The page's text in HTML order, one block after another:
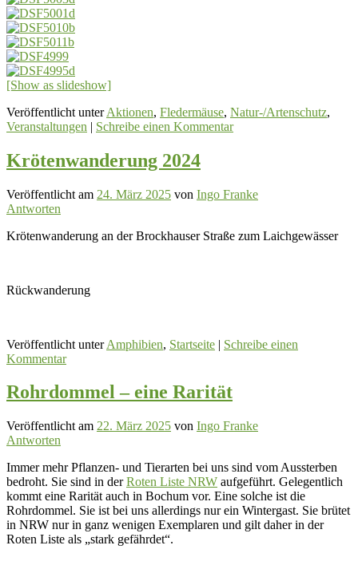
[Show as slideshow]
Veröffentlicht unter Aktionen, Fledermäuse, Natur-/Artenschutz,
Veranstaltungen | Schreibe einen Kommentar
Krötenwanderung 2024
Veröffentlicht am 24. März 2025 von Ingo Franke
Antworten
Krötenwanderung an der Brockhauser Straße zum Laichgewässer
Rückwanderung
Veröffentlicht unter Amphibien, Startseite | Schreibe einen
Kommentar
Rohrdommel – eine Rarität
Veröffentlicht am 22. März 2025 von Ingo Franke
Antworten
Immer mehr Pflanzen- und Tierarten bei uns sind vom Aussterben
bedroht. Sie sind in derRoten Liste NRW aufgeführt. Gelegentlich
kommt eine Rarität auch in Bochum vor. Eine solche ist die
Rohrdommel. Sie ist bei uns allerdings nur ein Wintergast. Sie brütet
in NRW nur in ganz wenigen Exemplaren und gilt daher in der
Roten Liste als „stark gefährdet“.